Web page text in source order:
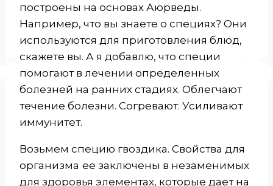
построены на основах Аюрведы.
Например, что вы знаете о специях? Они
используются для приготовления блюд,
скажете вы. А я добавлю, что специи
помогают в лечении определенных
болезней на ранних стадиях. Облегчают
течение болезни. Согревают. Усиливают
иммунитет.
Возьмем специю гвоздика. Свойства для
организма ее заключены в незаменимых
для здоровья элементах, которые дает на